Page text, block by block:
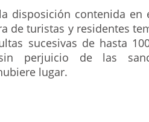
disposición contenida en
de turistas y residentes
sucesivas de hasta
perjuicio de las
lugar.